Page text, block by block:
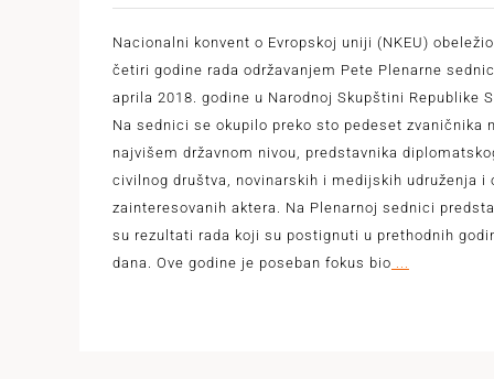
Nacionalni konvent o Evropskoj uniji (NKEU)
četiri godine rada održavanjem Pete Plenarne
aprila 2018. godine u Narodnoj Skupštini Republike
Na sednici se okupilo preko sto pedeset zvaničnika
najvišem državnom nivou, predstavnika
civilnog društva, novinarskih i medijskih udruženja i
zainteresovanih aktera. Na Plenarnoj sednici
su rezultati rada koji su postignuti u prethodnih
dana. Ove godine je poseban fokus bio ...